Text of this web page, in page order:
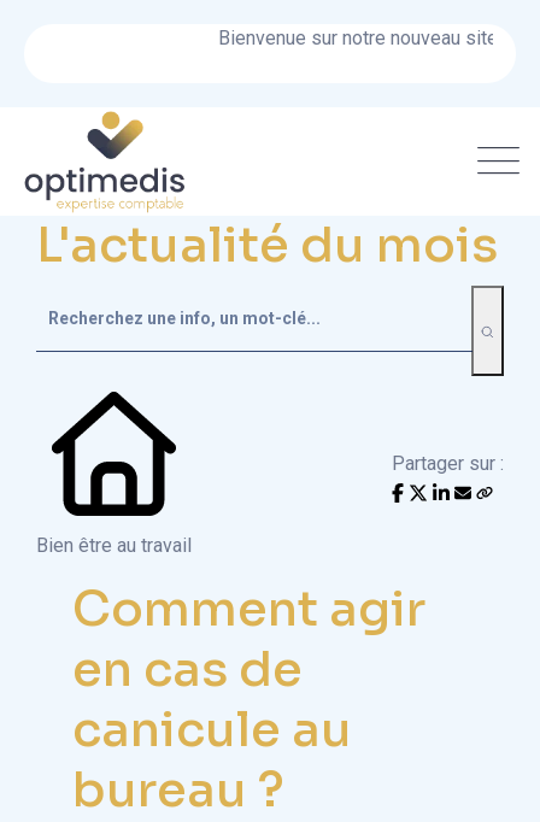
Bienvenue sur notre nouveau site !
L'actualité du mois
Bien être au travail
Partager sur :
Comment agir
en cas de
canicule au
bureau ?